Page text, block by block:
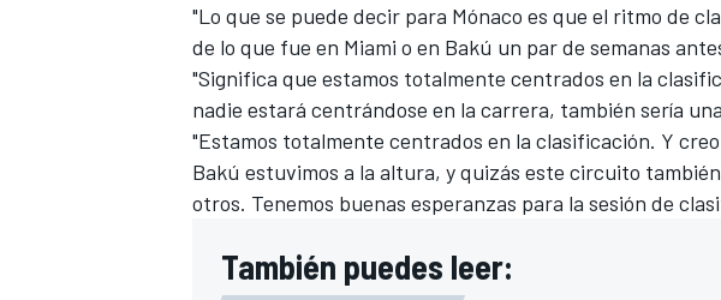
"Lo que se puede decir para Mónaco es que el ritmo de
de lo que fue en Miami o en Bakú un par de semanas
"Significa que estamos totalmente centrados en la
nadie estará centrándose en la carrera, también sería
"Estamos totalmente centrados en la clasificación. Y
Bakú estuvimos a la altura, y quizás este circuito
otros. Tenemos buenas esperanzas para la sesión de
También puedes leer: